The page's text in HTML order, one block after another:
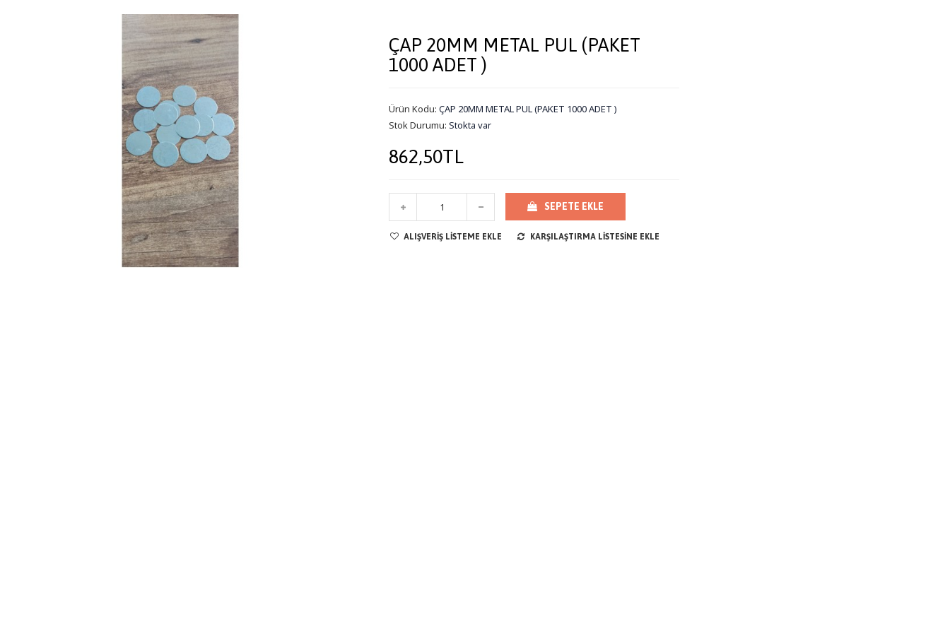
ÇAP 20MM METAL PUL (PAKET
1000 ADET )
Ürün Kodu:ÇAP 20MM METAL PUL (PAKET 1000 ADET )
Stok Durumu:Stokta var
862,50TL
SEPETE EKLE
ALIŞVERIŞ LISTEME EKLE KARŞILAŞTIRMA LISTESINE EKLE